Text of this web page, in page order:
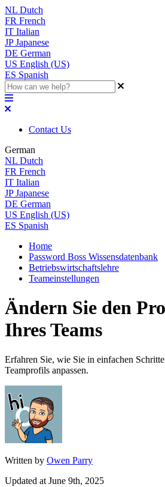
NL Dutch
FR French
IT Italian
JP Japanese
DE German
US English (US)
ES Spanish
Contact Us
German
NL Dutch
FR French
IT Italian
JP Japanese
DE German
US English (US)
ES Spanish
Home
Password Boss Wissensdatenbank
Betriebswirtschaftslehre
Teameinstellungen
Ändern Sie den
Ihres Teams
Erfahren Sie, wie Sie in einfachen
Teamprofils anpassen.
Written by Owen Parry
Updated at June 9th, 2025